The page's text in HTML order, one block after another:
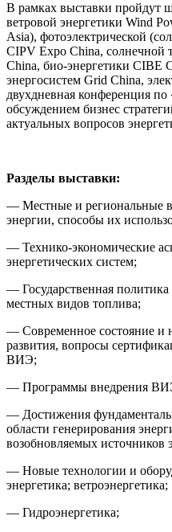
В рамках выставки пройдут
ветровой энергетики Wind
Asia), фотоэлектрической
CIPV Expo China, солнечной
China, био-энергетики CIBE
энергосистем Grid China,
двухдневная конференция по
обсуждением бизнес
актуальных вопросов
Разделы выставки:
— Местные и региональные
энергии, способы их
— Технико-экономические
энергетических систем;
— Государственная
местных видов топлива;
— Современное состояние и
развития, вопросы
ВИЭ;
— Программы внедрения ВИЭ
— Достижения
области генерирования
возобновляемых источников
— Новые технологии и
энергетика; ветроэнергетика;
— Гидроэнергетика;